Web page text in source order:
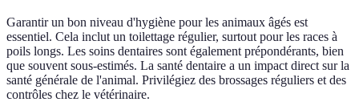
Garantir un bon niveau d'hygiène pour les animaux âgés est
essentiel. Cela inclut un toilettage régulier, surtout pour les races à
poils longs. Les soins dentaires sont également prépondérants, bien
que souvent sous-estimés. La santé dentaire a un impact direct sur la
santé générale de l'animal. Privilégiez des brossages réguliers et des
contrôles chez le vétérinaire.